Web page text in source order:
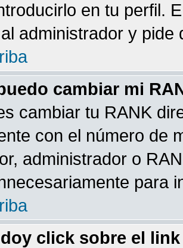
en tu perfil.
administrador y
cambiar mi
cambiar tu RANK
con el número de
administrador o
para
click sobre el